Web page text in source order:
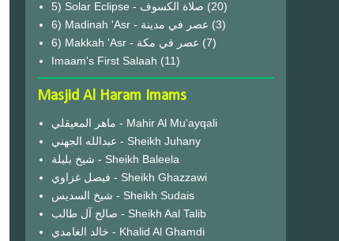
(20)
6) Madinah 'Asr - عصر في مدينة (3)
6) Makkah 'Asr - عصر في مكة (7)
Imaam's First Salaah (11)
Masjid Al Haram Imams
ماهر المعيقلي - Mahir Al Mu'ayqali
عبدالله الجهني - Sheikh Juhany
شيخ بليلة - Sheikh Baleela
فيصل غزاوي - Sheikh Ghazzawi
شيخ السديس - Sheikh Sudais
صالح آل طالب - Sheikh Aal Talib
خالد الغامدي - Khalid Al Ghamdi